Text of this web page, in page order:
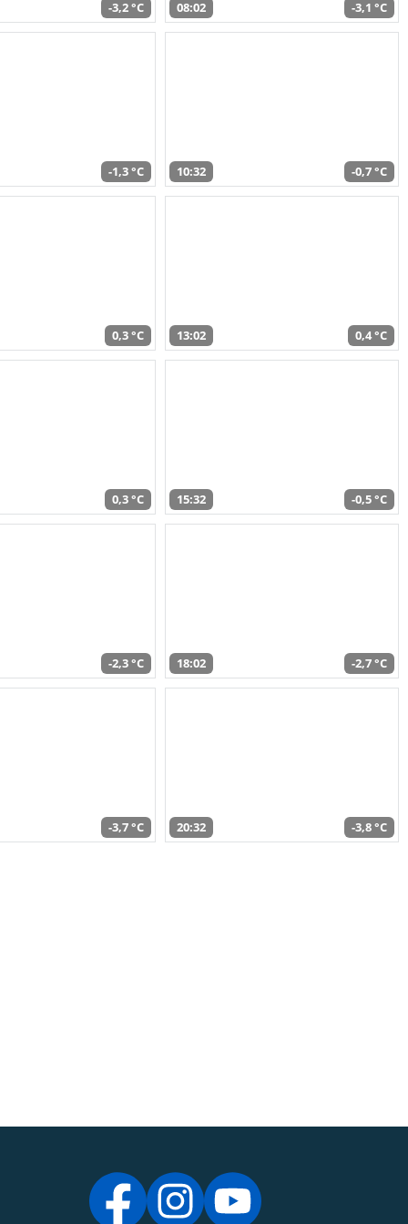
-3,2 °C 08:02 -3,1 °C
-1,3 °C 10:32 -0,7 °C
0,3 °C 13:02 0,4 °C
0,3 °C 15:32 -0,5 °C
-2,3 °C 18:02 -2,7 °C
-3,7 °C 20:32 -3,8 °C